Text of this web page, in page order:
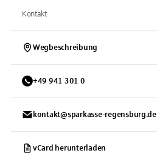
Kontakt
Wegbeschreibung
+49 941 301 0
kontakt@sparkasse-regensburg.de
vCard herunterladen